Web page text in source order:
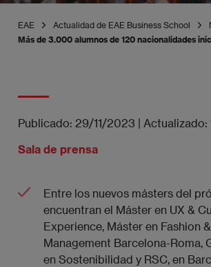
EAE Actualidad de EAE Business School
Más de 3.000 alumnos de 120 nacionalidades
Publicado: 29/11/2023 Actualizado:
Sala de prensa
Entre los nuevos másters del
encuentran el Máster en UX &
Experience, Máster en Fashion
Management Barcelona-Roma,
en Sostenibilidad y RSC, en